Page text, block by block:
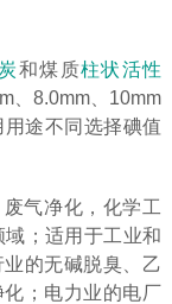
和煤质柱状活性
、8.0mm、10mm
途不同选择碘值
气净化，化学工
；适用于工业和
的无碱脱臭、乙
；电力业的电厂